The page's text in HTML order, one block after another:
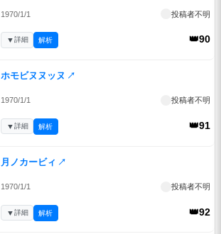
1970/1/1 投稿者不明
👑90
▼詳細 解析
ホモビヌヌッヌ ↗
1970/1/1 投稿者不明
👑91
▼詳細 解析
月ノカービィ ↗
1970/1/1 投稿者不明
👑92
▼詳細 解析